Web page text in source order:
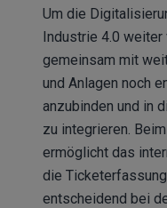
Um die
Industrie 4.0
gemeinsam mit
und Anlagen noch
anzubinden und in
zu integrieren.
ermöglicht das
die
entscheidend bei